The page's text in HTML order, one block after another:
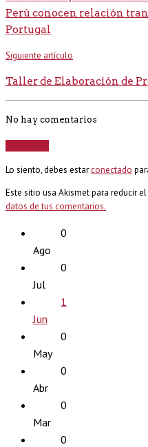
Perú conocen relación
Portugal
Siguiente artículo
Taller de Elaboración de
No hay comentarios
Lo siento, debes estar conectado
Este sitio usa Akismet para reducir
datos de tus comentarios.
0
Ago
0
Jul
1
Jun
0
May
0
Abr
0
Mar
0